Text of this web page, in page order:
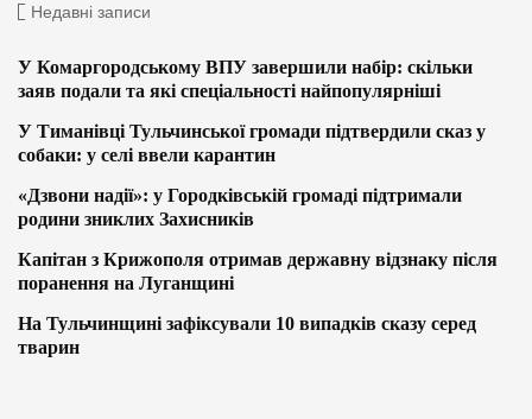
Недавні записи
У Комаргородському ВПУ завершили набір: скільки
заяв подали та які спеціальності найпопулярніші
У Тиманівці Тульчинської громади підтвердили сказ у
собаки: у селі ввели карантин
«Дзвони надії»: у Городківській громаді підтримали
родини зниклих Захисників
Капітан з Крижополя отримав державну відзнаку після
поранення на Луганщині
На Тульчинщині зафіксували 10 випадків сказу серед
тварин